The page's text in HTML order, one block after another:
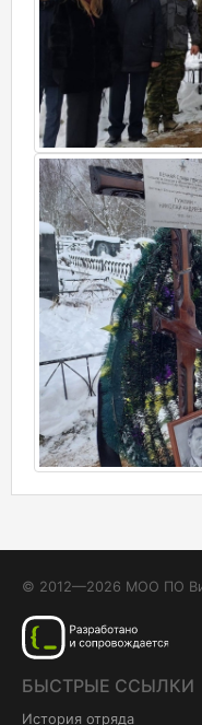
© 2012—2026 МОО ПО
БЫСТРЫЕ ССЫЛКИ
История отряда